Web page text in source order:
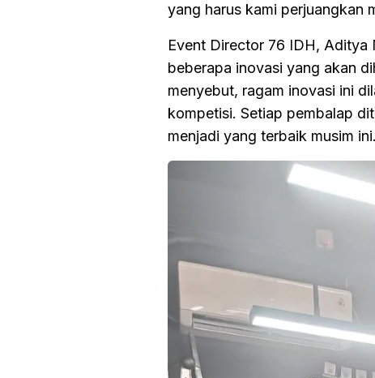
yang harus kami perjuangkan
Event Director 76 IDH, Aditya
beberapa inovasi yang akan
menyebut, ragam inovasi ini
kompetisi. Setiap pembalap
menjadi yang terbaik musim ini.